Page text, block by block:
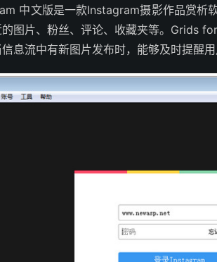
中文版是一款Instagram摄影作品赏析
图片、粉丝、评论、收藏夹等。Grids
息流中有新图片发布时，能够及时提醒用